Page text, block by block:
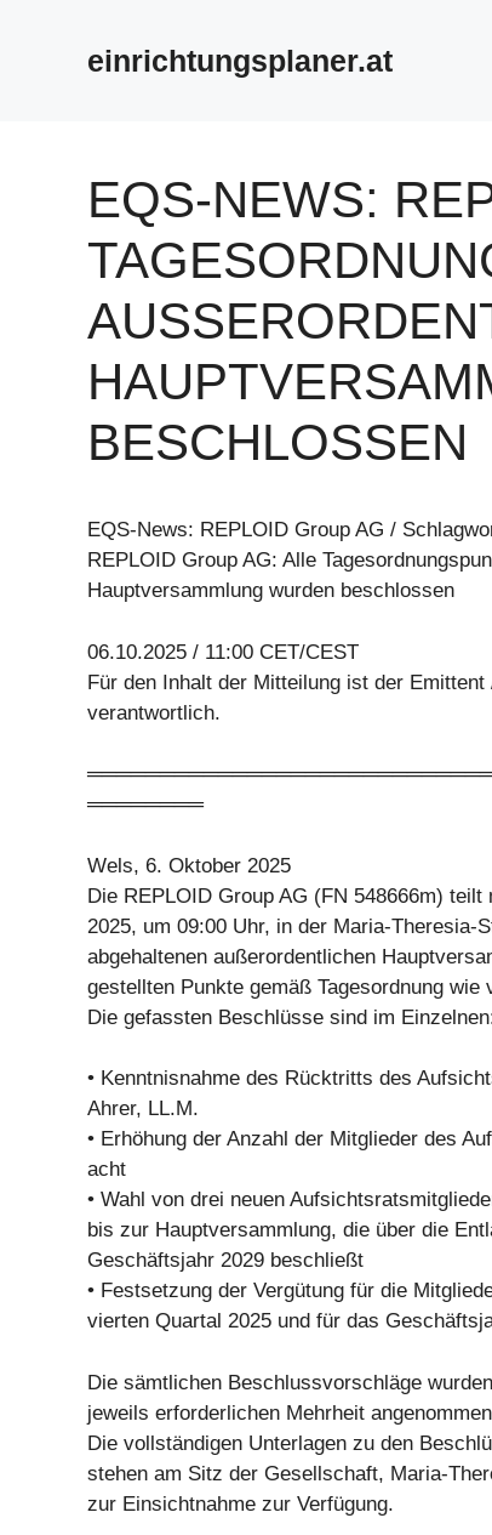
einrichtungsplaner.at
EQS-NEWS:
ESCHLOSSEN
EQS-News: REPLOID Group AG /
REPLOID Group AG: Alle
Hauptversammlung wurden beschlossen
06.10.2025 / 11:00 CET/CEST
Für den Inhalt der Mitteilung ist der Emittent
verantwortlich.
════════
Wels, 6. Oktober 2025
Die REPLOID Group AG (FN 548666m)
2025, um 09:00 Uhr, in der Maria-Theresia-
abgehaltenen außerordentlichen
gestellten Punkte gemäß Tagesordnung
Die gefassten Beschlüsse sind im
• Kenntnisnahme des Rücktritts des
Ahrer, LL.M.
• Erhöhung der Anzahl der Mitglieder des
acht
• Wahl von drei neuen
bis zur Hauptversammlung, die über die
Geschäftsjahr 2029 beschließt
• Festsetzung der Vergütung für die
vierten Quartal 2025 und für das
Die sämtlichen Beschlussvorschläge
jeweils erforderlichen Mehrheit
Die vollständigen Unterlagen zu den
stehen am Sitz der Gesellschaft, Maria-
zur Einsichtnahme zur Verfügung.